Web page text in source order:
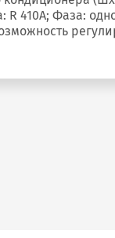
R 410A; Фаза: